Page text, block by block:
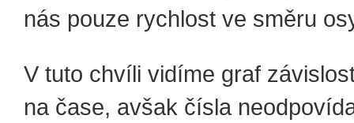
nás pouze rychlost ve směru
V tuto chvíli vidíme graf
na čase, avšak čísla